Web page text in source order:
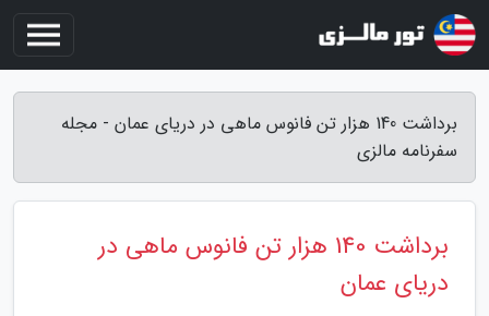
برداشت 140 هزار تن فانوس ماهی در دریای عمان - مجله
سفرنامه مالزی
برداشت 140 هزار تن فانوس ماهی در
دریای عمان